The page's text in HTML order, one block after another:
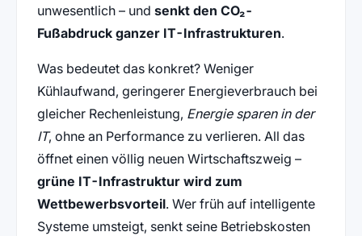
unwesentlich – und senkt den CO₂-
Fußabdruck ganzer IT-Infrastrukturen.
Was bedeutet das konkret? Weniger
Kühlaufwand, geringerer Energieverbrauch bei
gleicher Rechenleistung, Energie sparen in der
IT, ohne an Performance zu verlieren. All das
öffnet einen völlig neuen Wirtschaftszweig –
grüne IT-Infrastruktur wird zum
Wettbewerbsvorteil. Wer früh auf intelligente
Systeme umsteigt, senkt seine Betriebskosten